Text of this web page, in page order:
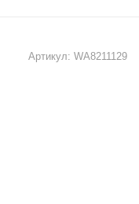
Артикул: WA8211129